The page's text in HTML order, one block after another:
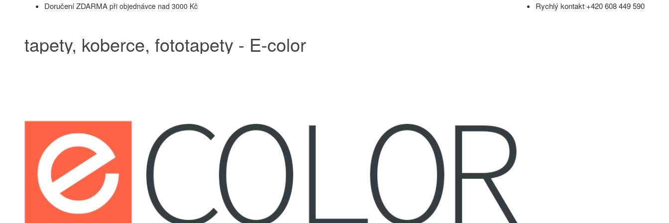
Doručení ZDARMApři objednávce nad 3000 Kč Rychlý kontakt +420 608 449 590
tapety, koberce, fototapety - E-color